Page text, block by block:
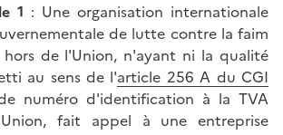
1 : Une organisation internationale
de lutte contre la faim
de l'Union, n'ayant ni la qualité
au sens de l'article 256 A du CGI
numéro d'identification à la TVA
fait appel à une entreprise